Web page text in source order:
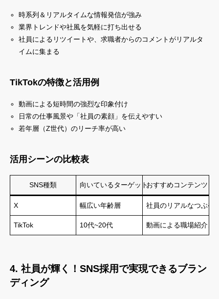
時系列＆リアルタイムな情報発信が強み
業界トレンドや社風を気軽に打ち出せる
社員によるリツイートや、求職者からのコメントがリアルタ
イムに集まる
TikTokの特徴と活用例
動画による短時間の強烈な印象付け
日常の仕事風景や「社員の素顔」を伝えやすい
若年層（Z世代）のリーチ率が高い
活用シーンの比較表
SNS種類 向いているターゲットおすすめコンテンツ
X 幅広い年齢層 社員のリアルなつぶや
TikTok 10代~20代 動画による職場紹介、
4. 社員が輝く！SNS採用で実現できるブラン
ディング